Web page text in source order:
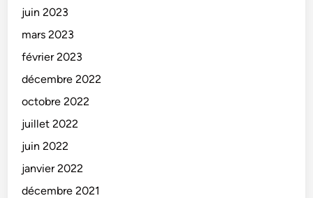
juin 2023
mars 2023
février 2023
décembre 2022
octobre 2022
juillet 2022
juin 2022
janvier 2022
décembre 2021